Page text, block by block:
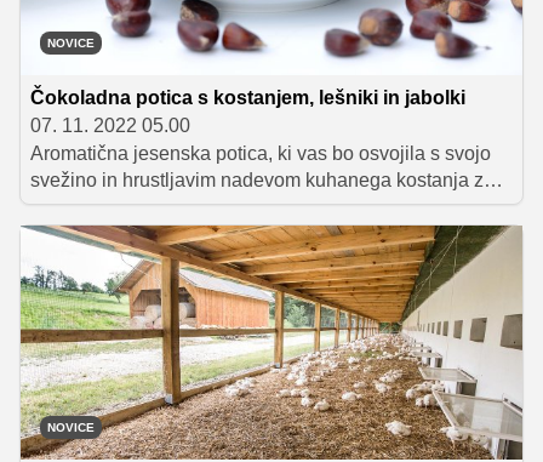
NOVICE
Čokoladna potica s kostanjem, lešniki in jabolki
07. 11. 2022 05.00
Aromatična jesenska potica, ki vas bo osvojila s svojo
svežino in hrustljavim nadevom kuhanega kostanja z
lešniki
NOVICE